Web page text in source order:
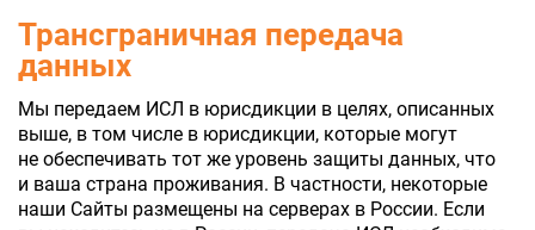
Трансграничная передача
данных
Мы передаем ИСЛ в юрисдикции в целях, описанных
выше, в том числе в юрисдикции, которые могут
не обеспечивать тот же уровень защиты данных, что
и ваша страна проживания. В частности, некоторые
наши Сайты размещены на серверах в России. Если